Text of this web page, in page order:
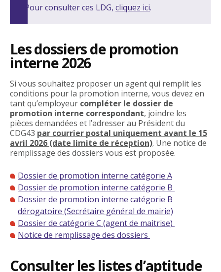
Pour consulter ces LDG, cliquez ici.
Les dossiers de promotion
interne 2026
Si vous souhaitez proposer un agent qui remplit les
conditions pour la promotion interne, vous devez en
tant qu’employeur compléter le dossier de
promotion interne correspondant, joindre les
pièces demandées et l’adresser au Président du
CDG43 par courrier postal uniquement avant le 15
avril 2026 (date limite de réception). Une notice de
remplissage des dossiers vous est proposée.
Dossier de promotion interne catégorie A
Dossier de promotion interne catégorie B
Dossier de promotion interne catégorie B
dérogatoire (Secrétaire général de mairie)
Dossier de catégorie C (agent de maitrise)
Notice de remplissage des dossiers
Consulter les listes d’aptitude